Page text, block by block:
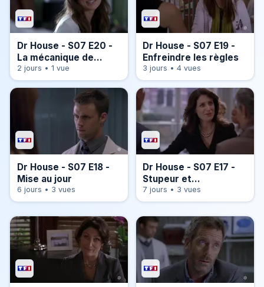
Dr House - S07 E20 -
La mécanique de
l'espoir
2 jours • 1 vue
Dr House - S07 E19 -
Enfreindre les règles
3 jours • 4 vues
Dr House - S07 E18 -
Mise au jour
6 jours • 3 vues
Dr House - S07 E17 -
Stupeur et
consternation
7 jours • 3 vues